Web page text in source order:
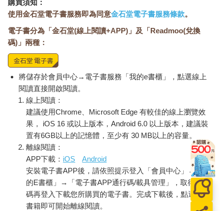
購買須知：
使用金石堂電子書服務即為同意金石堂電子書服務條款。
電子書分為「金石堂(線上閱讀+APP)」及「Readmoo(兌換
碼)」兩種：
將儲存於會員中心→電子書服務「我的e書櫃」，點選線上
閱讀直接開啟閱讀。
線上閱讀：
建議使用Chrome、Microsoft Edge 有較佳的線上瀏覽效
果， iOS 16 或以上版本，Android 6.0 以上版本，建議裝
置有6GB以上的記憶體，至少有 30 MB以上的容量。
離線閱讀：
APP下載： iOS
Android
安裝電子書APP後，請依照提示登入「會員中心」→「我
的E書櫃」→「電子書APP通行碼/載具管理」，取得通行
碼再登入下載您所購買的電子書。完成下載後，點選任一
書籍即可開始離線閱讀。